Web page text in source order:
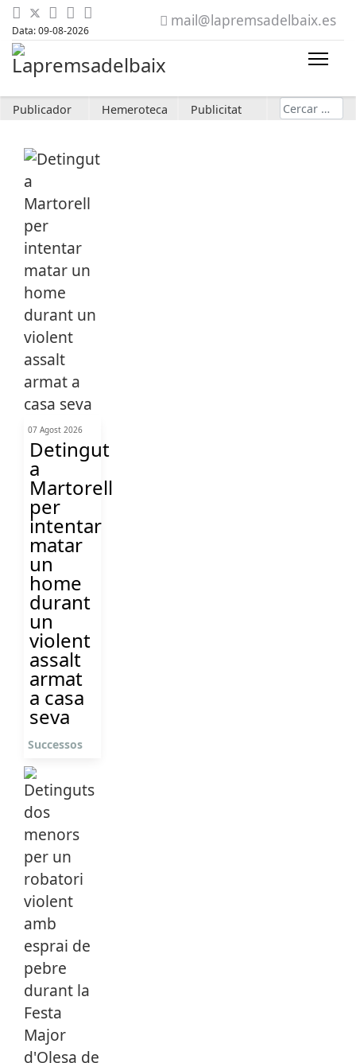
Data: 09-08-2026
mail@lapremsadelbaix.es
Publicador Hemeroteca Publicitat Cerca
07 Agost 2026
Detingut
a
Martorell
per
intentar
matar
un
home
durant
un
violent
assalt
armat
a casa
seva
Successos